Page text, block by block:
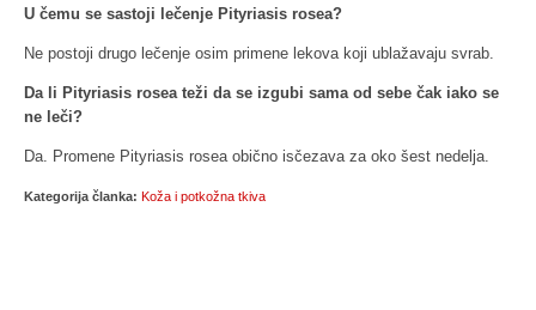
U čemu se sastoji lečenje Pityriasis rosea?
Ne postoji drugo lečenje osim primene lekova koji ublažavaju svrab.
Da li Pityriasis rosea teži da se izgubi sama od sebe čak iako se
ne leči?
Da. Promene Pityriasis rosea obično isčezava za oko šest nedelja.
Kategorija članka: Koža i potkožna tkiva